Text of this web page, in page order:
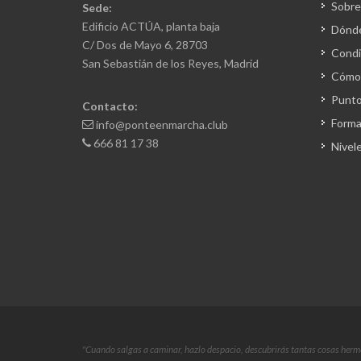
Sede:
Edificio ACTÚA, planta baja
C/ Dos de Mayo 6, 28703
San Sebastián de los Reyes, Madrid
Contacto:
info@ponteenmarcha.club
666 81 17 38
"Cuando salgas a caminar, hazlo despacio, descubrirás tantas cosas